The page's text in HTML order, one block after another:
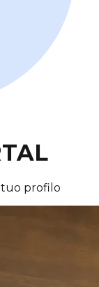
profilo